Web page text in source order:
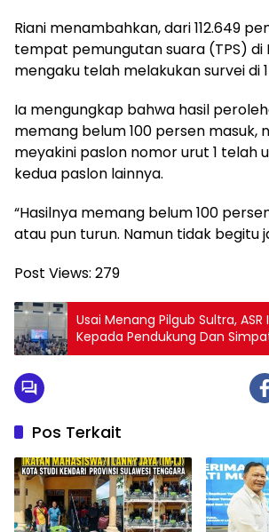
Riani menambahkan, dari 112.649
tempat pemungutan suara (TPS) di
mengaku telah melakukan survei di
Ia mengungkap bahwa hasil
memang belum 100 persen masuk,
meyakini paslon nomor urut 1 telah
kedua paslon lainnya.
“Hasilnya memang belum 100
atau pun turun. Namun tidak begitu
Post Views: 279
Usai Menang Pilgub Sultra,
Kepada Pendukung Dan
Tidak Eforia Berlebihan
Pos Terkait